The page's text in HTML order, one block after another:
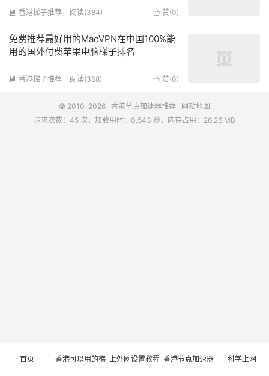
 赞(0)
 香港梯子推荐 阅读(384)
免费推荐最好用的MacVPN在中国100%能
用的国外付费苹果电脑梯子排名
 赞(0)
 香港梯子推荐 阅读(358)
© 2010-2026 香港节点加速器推荐
网站地图
请求次数：45 次，加载用时：0.543 秒，内存占用：26.26 MB
首页 香港可以用的梯 上外网设置教程 香港节点加速器 科学上网